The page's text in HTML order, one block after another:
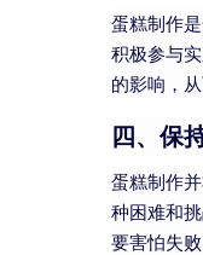
蛋糕制作
积极参与
的影响，
四、保
蛋糕制作
种困难和
要害怕失